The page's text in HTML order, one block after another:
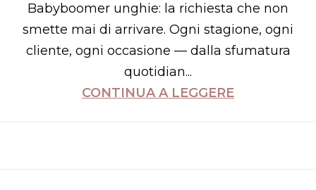
Babyboomer unghie: la richiesta che non
smette mai di arrivare. Ogni stagione, ogni
cliente, ogni occasione — dalla sfumatura
quotidian...
CONTINUA A LEGGERE